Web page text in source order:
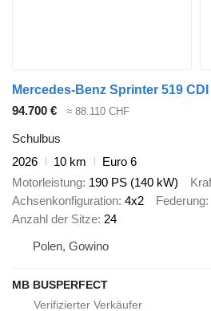
94.700 € ≈ 88.110 CHF
Schulbus
2026
10 km
Euro 6
Motorleistung 190 PS (140 kW)
Achsenkonfiguration 4x2 Federung
Anzahl der Sitze 24
Polen, Gowino
MB BUSPERFECT